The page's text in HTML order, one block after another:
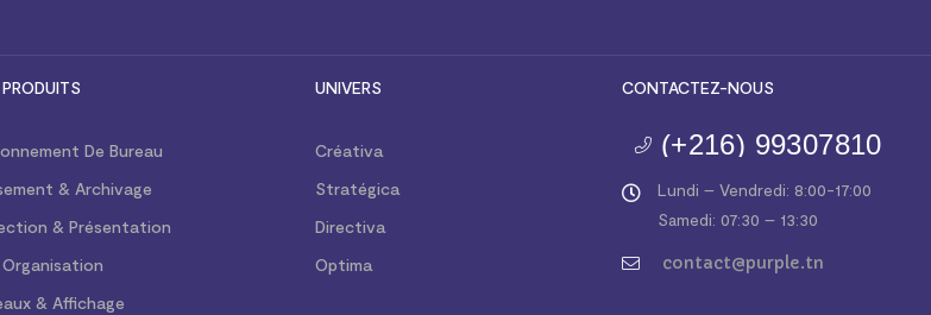
De Bureau
& Archivage
& Présentation
Organisation
& Affichage
UNIVERS
Créativa
Stratégica
Directiva
Optima
CONTACTEZ-NOUS
(+216) 99307810
Lundi – Vendredi: 8:00-17:00
Samedi: 07:30 – 13:30
contact@purple.tn